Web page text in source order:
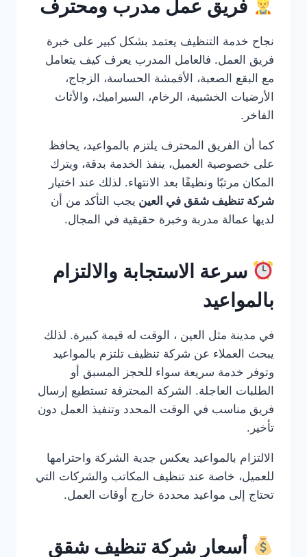
فريق عمل مدرب ومحترف
نجاح خدمة التنظيف يعتمد بشكل كبير على خبرة
فريق العمل. فالعامل المدرب يعرف كيف يتعامل
مع البقع الصعبة، الأقمشة الحساسة، الزجاج،
الأرضيات الخشبية، الرخام، السيراميك، والأثاث
الفاخر.
كما أن الفريق المحترف يلتزم بالمواعيد، يحافظ
على خصوصية العميل، ينفذ الخدمة بدقة، ويترك
المكان مرتبًا ونظيفًا بعد الانتهاء. لذلك عند اختيار
شركة تنظيف شقق في العين يجب التأكد من أن
لديها عمالة مدربة وخبرة حقيقية في المجال.
سرعة الاستجابة والالتزام
بالمواعيد
في مدينة مثل العين ، الوقت له قيمة كبيرة. لذلك
يبحث العملاء عن شركة تنظيف تلتزم بالمواعيد
وتوفر خدمة سريعة سواء للحجز المسبق أو
الطلبات العاجلة. الشركة المحترفة تستطيع إرسال
فريق مناسب في الوقت المحدد وتنفيذ العمل دون
تأخير.
الالتزام بالمواعيد يعكس جدية الشركة واحترامها
للعميل، خاصة عند تنظيف المكاتب والشركات التي
تحتاج إلى مواعيد محددة خارج أوقات العمل.
أسعار شركة تنظيف شقق